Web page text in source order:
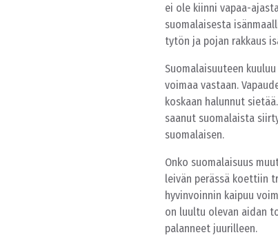
ei ole kiinni vapaa-
suomalaisesta
tytön ja pojan rakkaus
Suomalaisuuteen
voimaa vastaan.
koskaan halunnut
saanut suomalaista
suomalaisen.
Onko suomalaisuus
leivän perässä koettiin
hyvinvoinnin kaipuu
on luultu olevan aidan
palanneet juurilleen.